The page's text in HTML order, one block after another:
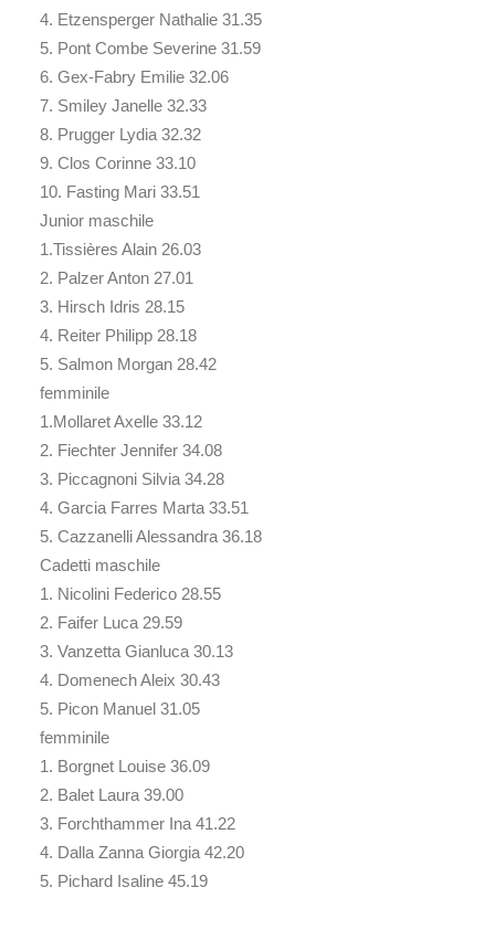
4. Etzensperger Nathalie 31.35
5. Pont Combe Severine 31.59
6. Gex-Fabry Emilie 32.06
7. Smiley Janelle 32.33
8. Prugger Lydia 32.32
9. Clos Corinne 33.10
10. Fasting Mari 33.51
Junior maschile
1.Tissières Alain 26.03
2. Palzer Anton 27.01
3. Hirsch Idris 28.15
4. Reiter Philipp 28.18
5. Salmon Morgan 28.42
femminile
1.Mollaret Axelle 33.12
2. Fiechter Jennifer 34.08
3. Piccagnoni Silvia 34.28
4. Garcia Farres Marta 33.51
5. Cazzanelli Alessandra 36.18
Cadetti maschile
1. Nicolini Federico 28.55
2. Faifer Luca 29.59
3. Vanzetta Gianluca 30.13
4. Domenech Aleix 30.43
5. Picon Manuel 31.05
femminile
1. Borgnet Louise 36.09
2. Balet Laura 39.00
3. Forchthammer Ina 41.22
4. Dalla Zanna Giorgia 42.20
5. Pichard Isaline 45.19